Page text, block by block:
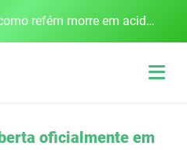
Empresário mantido como refém morre em acidente após assalto em Cerro Largo
oficialmente em